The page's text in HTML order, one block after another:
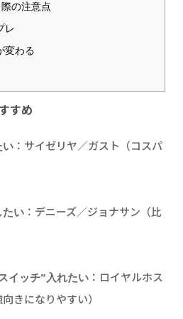
の注意点
レ
変わる
すめ
い ：サイゼリヤ／ガスト（コスパ
たい ：デニーズ／ジョナサン（比
イッチ”入れたい ：ロイヤルホス
きになりやすい）